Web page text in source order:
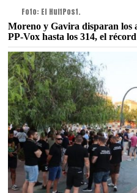
Foto: El HuffPost.
Moreno y Gavira disparan los
PP-Vox hasta los 314, el